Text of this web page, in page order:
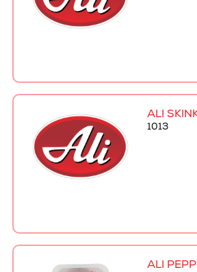
ALI
1013
ALI